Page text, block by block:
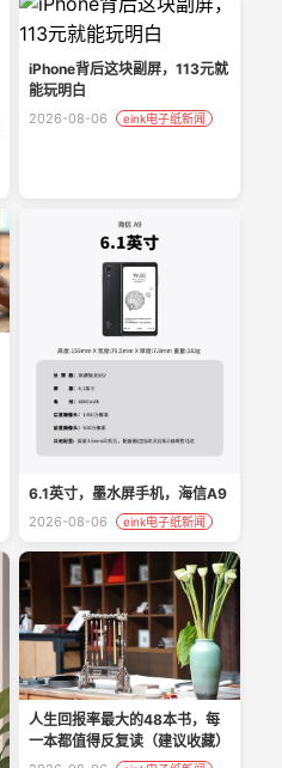
iPhone背后这块副屏，113元就
能玩明白
2026-08-06 eink电子纸新闻
6.1英寸，墨水屏手机，海信A9
2026-08-06 eink电子纸新闻
人生回报率最大的48本书，每
一本都值得反复读（建议收藏）